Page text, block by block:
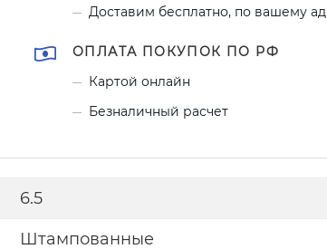
Доставим бесплатно, по вашему
ОПЛАТА ПОКУПОК ПО РФ
Картой онлайн
Безналичный расчет
6.5
Штампованные